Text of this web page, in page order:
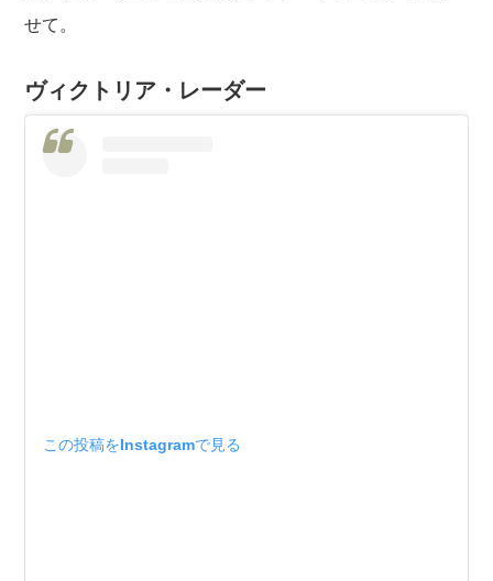
せて。
ヴィクトリア・レーダー
この投稿をInstagramで見る